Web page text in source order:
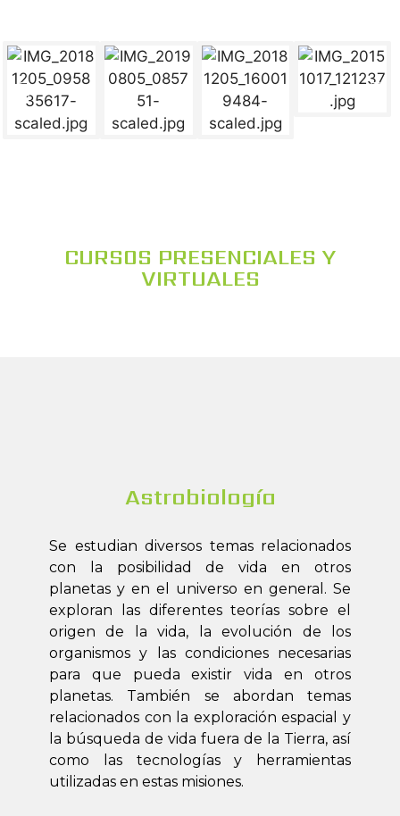
CURSOS PRESENCIALES Y
VIRTUALES
Astrobiología
Se estudian diversos temas relacionados
con la posibilidad de vida en otros
planetas y en el universo en general. Se
exploran las diferentes teorías sobre el
origen de la vida, la evolución de los
organismos y las condiciones necesarias
para que pueda existir vida en otros
planetas. También se abordan temas
relacionados con la exploración espacial y
la búsqueda de vida fuera de la Tierra, así
como las tecnologías y herramientas
utilizadas en estas misiones.